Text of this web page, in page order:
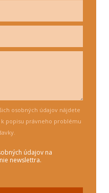
osobných údajov nájdete
popisu právneho problému
údajov na
newslettra.